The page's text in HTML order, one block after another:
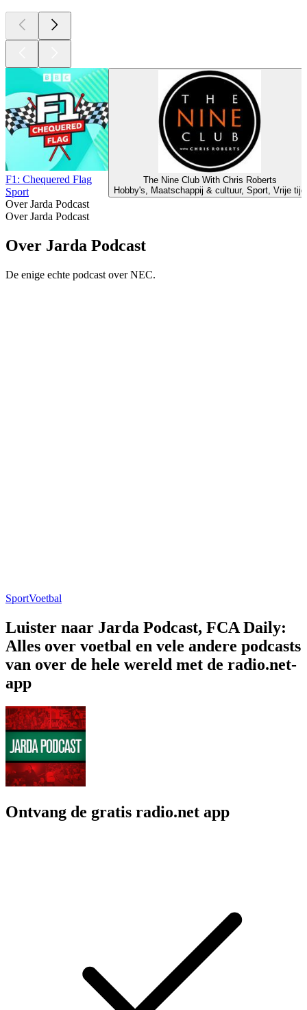
F1: Chequered Flag
Sport
The Nine Club With Chris Roberts
Hobby's, Maatschappij & cultuur, Sport, Vrije tijd
Over Jarda Podcast
Over Jarda Podcast
Over Jarda Podcast
De enige echte podcast over NEC.
SportVoetbal
Luister naar Jarda Podcast, FCA Daily:
Alles over voetbal en vele andere podcasts
van over de hele wereld met de radio.net-
app
Ontvang de gratis radio.net app